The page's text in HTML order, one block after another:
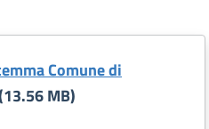
Comune di
MB)